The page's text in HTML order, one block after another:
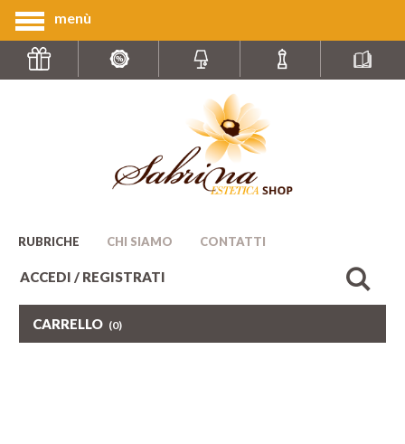
menù
RUBRICHE CHI SIAMO CONTATTI
ACCEDI / REGISTRATI
CARRELLO (0)